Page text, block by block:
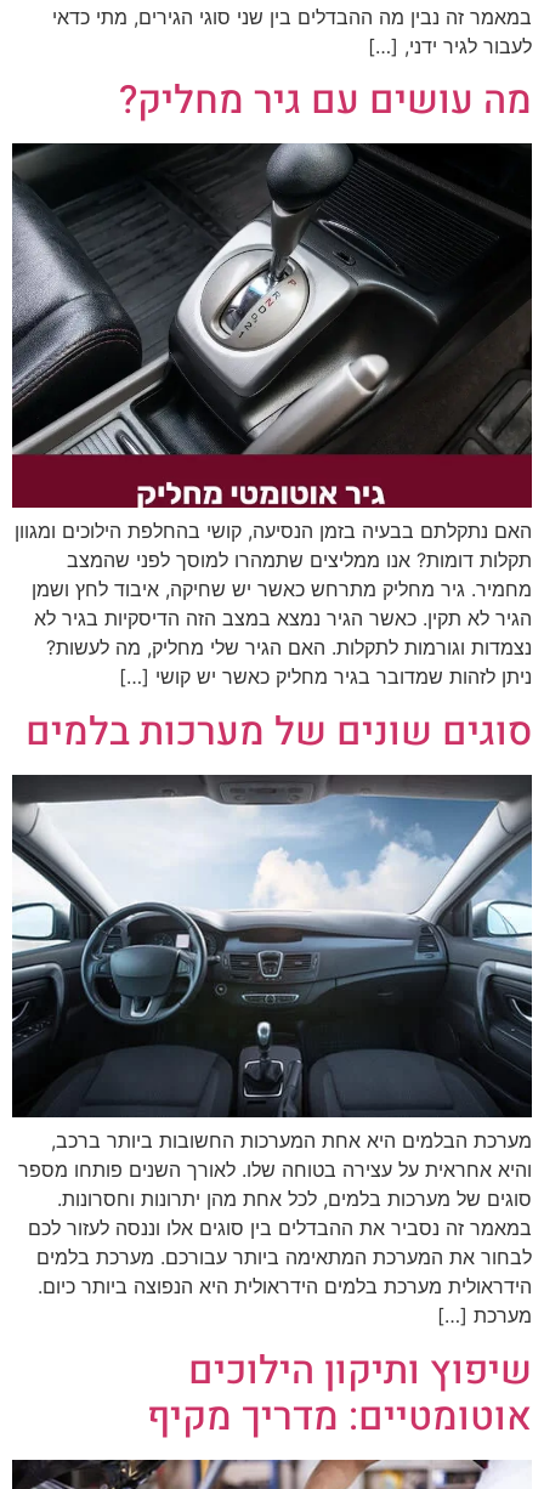
במאמר זה נבין מה ההבדלים בין שני סוגי הגירים, מתי כדאי
לעבור לגיר ידני, […]
מה עושים עם גיר מחליק?
האם נתקלתם בבעיה בזמן הנסיעה, קושי בהחלפת הילוכים ומגוון
תקלות דומות? אנו ממליצים שתמהרו למוסך לפני שהמצב
מחמיר. גיר מחליק מתרחש כאשר יש שחיקה, איבוד לחץ ושמן
הגיר לא תקין. כאשר הגיר נמצא במצב הזה הדיסקיות בגיר לא
נצמדות וגורמות לתקלות. האם הגיר שלי מחליק, מה לעשות?
ניתן לזהות שמדובר בגיר מחליק כאשר יש קושי […]
סוגים שונים של מערכות בלמים
מערכת הבלמים היא אחת המערכות החשובות ביותר ברכב,
והיא אחראית על עצירה בטוחה שלו. לאורך השנים פותחו מספר
סוגים של מערכות בלמים, לכל אחת מהן יתרונות וחסרונות.
במאמר זה נסביר את ההבדלים בין סוגים אלו וננסה לעזור לכם
לבחור את המערכת המתאימה ביותר עבורכם. מערכת בלמים
הידראולית מערכת בלמים הידראולית היא הנפוצה ביותר כיום.
מערכת […]
שיפוץ ותיקון הילוכים
אוטומטיים: מדריך מקיף